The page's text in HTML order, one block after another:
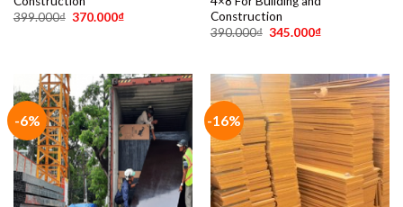
399.000₫ 370.000₫
Construction
390.000₫ 345.000₫
-6% -16%